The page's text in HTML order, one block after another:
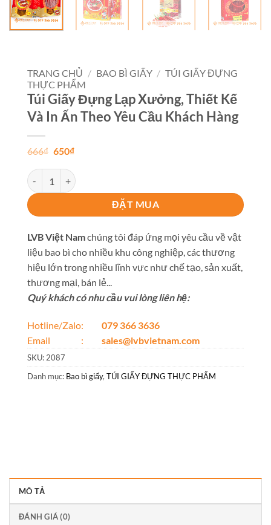
TRANG CHỦ / BAO BÌ GIẤY / TÚI GIẤY ĐỰNG
THỰC PHẨM
Túi Giấy Đựng Lạp Xưởng, Thiết Kế
Và In Ấn Theo Yêu Cầu Khách Hàng
666₫ Giá
là:
666₫.
650₫Giá
là:
650₫.
Túi Giấy Đựng Lạp Xưởng, Thiết Kế Và In Ấn Theo Yêu Cầu
ĐẶT MUA
LVB Việt Namchúng tôi đáp ứng mọi yêu cầu về vật
liệu bao bì cho nhiều khu công nghiệp, các thương
hiệu lớn trong nhiều lĩnh vực như chế tạo, sản xuất,
thương mại, bán lẻ...
Quý khách có nhu cầu vui lòng liên hệ:
Hotline/Zalo:
079 366 3636
Email :
sales@lvbvietnam.com
SKU: 2087
Danh mục: Bao bì giấy, TÚI GIẤY ĐỰNG THỰC PHẨM
MÔ TẢ
ĐÁNH GIÁ (0)